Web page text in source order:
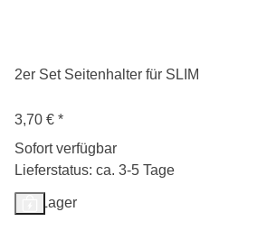
2er Set Seitenhalter für SLIM
3,70 € *
Sofort verfügbar
Lieferstatus: ca. 3-5 Tage
Auf Lager